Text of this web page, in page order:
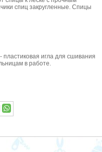
спиц закругленные. Спицы
пластиковая игла для сшивания
в работе.